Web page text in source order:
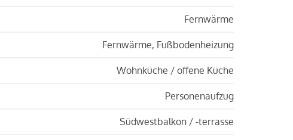
Fernwärme
Fernwärme, Fußbodenheizung
Wohnküche / offene Küche
Personenaufzug
Südwestbalkon / -terrasse